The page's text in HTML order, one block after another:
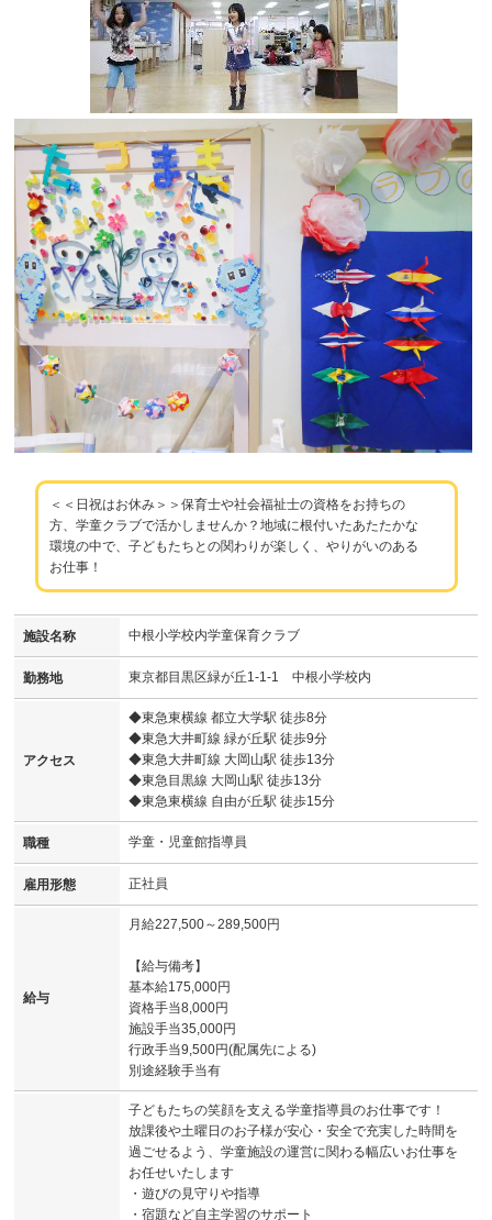
＜＜日祝はお休み＞＞保育士や社会福祉士の資格をお持ちの
方、学童クラブで活かしませんか？地域に根付いたあたたかな
環境の中で、子どもたちとの関わりが楽しく、やりがいのある
お仕事！
施設名称 中根小学校内学童保育クラブ
勤務地 東京都目黒区緑が丘1-1-1 中根小学校内
アクセス
◆東急東横線 都立大学駅 徒歩8分
◆東急大井町線 緑が丘駅 徒歩9分
◆東急大井町線 大岡山駅 徒歩13分
◆東急目黒線 大岡山駅 徒歩13分
◆東急東横線 自由が丘駅 徒歩15分
職種 学童・児童館指導員
雇用形態 正社員
給与
月給227,500～289,500円
【給与備考】
基本給175,000円
資格手当8,000円
施設手当35,000円
行政手当9,500円(配属先による)
別途経験手当有
子どもたちの笑顔を支える学童指導員のお仕事です！
放課後や土曜日のお子様が安心・安全で充実した時間を
過ごせるよう、学童施設の運営に関わる幅広いお仕事を
お任せいたします
・遊びの見守りや指導
・宿題など自主学習のサポート